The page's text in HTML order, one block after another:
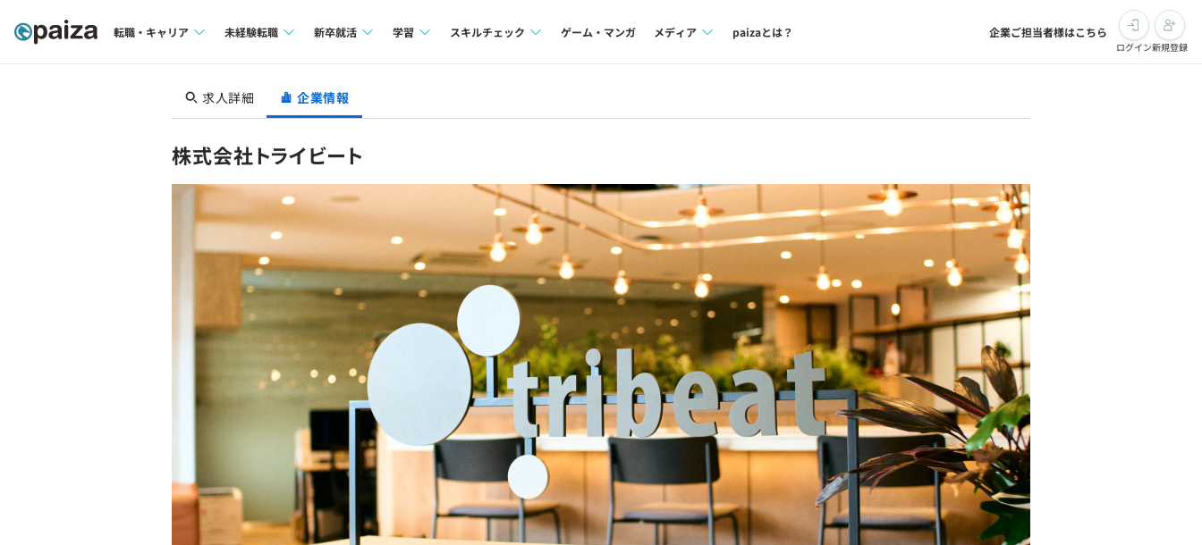
転職・キャリア
転職成功ガイド
未経験転職
求人検索
転職成功ガイド
新卒就活
本選考
新卒エージェント
イベント・セミナー
インタビュー
就活成功ガイド
学習
プラン
個人向けプラン
法人向けプラン
学校向けプラン
契約内容・クーポン
スキルチェック
再チャレンジ結果一覧
ゲーム・マンガ メディア paizaとは？ 企業ご担当者様はこちら
ログイン新規登録
求人詳細 企業情報
株式会社トライビート